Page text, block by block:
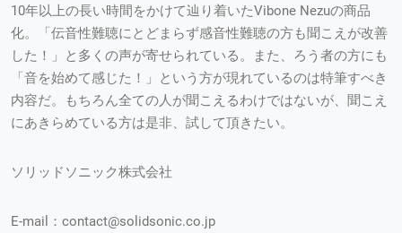
10年以上の長い時間をかけて辿り着いたVibone Nezuの商品
化。「伝音性難聴にとどまらず感音性難聴の方も聞こえが改善
した！」と多くの声が寄せられている。また、ろう者の方にも
「音を始めて感じた！」という方が現れているのは特筆すべき
内容だ。もちろん全ての人が聞こえるわけではないが、聞こえ
にあきらめている方は是非、試して頂きたい。
ソリッドソニック株式会社
E-mail：contact@solidsonic.co.jp